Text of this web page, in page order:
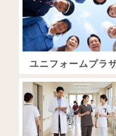
ユニフォームプラ